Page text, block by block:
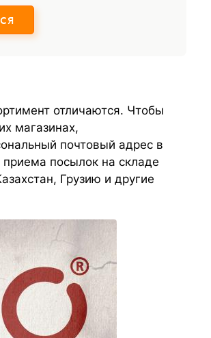
отличаются. Чтобы
магазинах,
почтовый адрес в
посылок на складе
Грузию и другие